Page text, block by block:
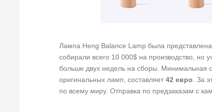
Лампа Heng Balance Lamp была
собирали всего 10 000$ на производство,
больше двух недель на сборы. Минимальная
оригинальных ламп, составляет 42 евро . За
по всему миру. Отправка по предзаказам с